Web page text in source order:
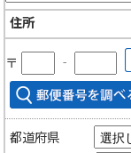
住所
〒 ‐
都道府県